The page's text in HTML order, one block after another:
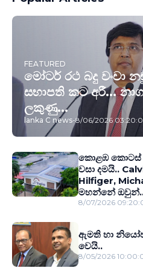
FEATURED
මෝටර් රථ බදු වංචා
සභාපති කට අරී...
ලකුණු...
lanka C news-8/06/2026
කොළඹ කොටස්
වසා දමයි..
Hilfiger,
මහන්නේ
8/07/2026
ඇමති හා
වෙයි..
8/05/2026